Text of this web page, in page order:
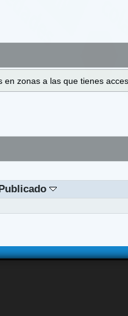
zonas a las que tienes